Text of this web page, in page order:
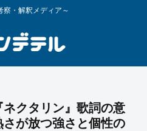
察・解釈メディア～
クタリン』歌詞の意
が放つ強さと個性の